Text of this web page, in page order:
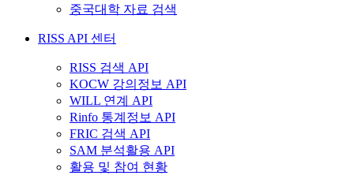
중국대학 자료 검색
RISS API 센터
RISS 검색 API
KOCW 강의정보 API
WILL 연계 API
Rinfo 통계정보 API
FRIC 검색 API
SAM 분석활용 API
활용 및 참여 현황